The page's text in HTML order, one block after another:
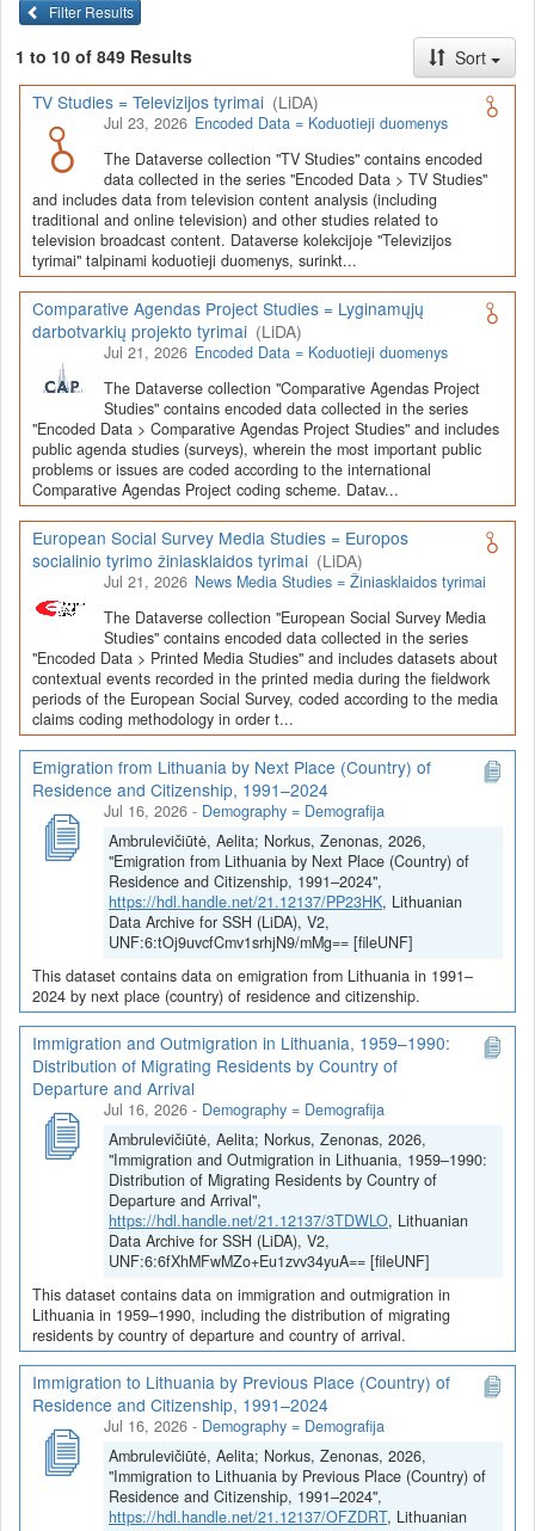
infrastruktūra, suteikianti prieigą prie daugiau nei 600 duomenų ir
tyrimų išteklių. Visi duomenų ir tyrimų ištekliai yra dokumentuoti
lietuvių ir anglų kalbomis pagal tarptautinius standartus. LiDA
įsikūręsKauno technologijos universiteto Duomenų analizės
ir archyvavimo (DAtA) centre( data.ktu.edu
Prieigai prie išteklių naudojama ši
visi ištekliai prieinami, nes 2020-2029 m. vykdomas perkėlimo iš
senosios infrastruktūros projektas). LiDA kuruoja įvairių tipų
išteklius ir jie publikuojami atskiruose kataloguose pagal tipą:
Apklausų duomenys ,Interviu duomenys,Agreguotieji duomenys
(įskaitant Istorinę statistiką),Tekstiniai duomenys
duomenys(įskaitant Žiniasklaidos tyrimus). Taip pat LiDA
talpinami didelių nacionalinių projektų duomenys (Didelių projektų
duomenys) ir Lietuvos aukštojo mokslo ir studijų bei Lietuvos
valstybės institucijų deponuoti socialinių ir humanitarinių mokslų
duomenų rinkiniai (Kitų institucijų duomenys). Norintiemsišmokti
šia talpykla, surasti ir parsisiųsti duomenis, siūlome
susipažinti suLiDA Dataverse talpyklos naudotojo vadovu.
Depozitoriai, kurie norėtų deponuoti savo duomenis į LiDA
Dataverse talpyklą, turėtų susipažinti su informacija
puslapyje.
Filter Results
1 to 10 of 849 Results
Sort
TV Studies = Televizijos tyrimai (LiDA)
Jul 23, 2026 Encoded Data = Koduotieji duomenys
The Dataverse collection "TV Studies" contains encoded
data collected in the series "Encoded Data > TV Studies"
and includes data from television content analysis (including
traditional and online television) and other studies related to
television broadcast content. Dataverse kolekcijoje "Televizijos
tyrimai" talpinami koduotieji duomenys, surinkt...
Comparative Agendas Project Studies = Lyginamųjų
darbotvarkių projekto tyrimai (LiDA)
Jul 21, 2026 Encoded Data = Koduotieji duomenys
The Dataverse collection "Comparative Agendas Project
Studies" contains encoded data collected in the series
"Encoded Data > Comparative Agendas Project Studies" and includes
public agenda studies (surveys), wherein the most important public
problems or issues are coded according to the international
Comparative Agendas Project coding scheme. Datav...
European Social Survey Media Studies = Europos
socialinio tyrimo žiniasklaidos tyrimai (LiDA)
Jul 21, 2026 News Media Studies = Žiniasklaidos tyrimai
The Dataverse collection "European Social Survey Media
Studies" contains encoded data collected in the series
"Encoded Data > Printed Media Studies" and includes datasets about
contextual events recorded in the printed media during the fieldwork
periods of the European Social Survey, coded according to the media
claims coding methodology in order t...
Emigration from Lithuania by Next Place (Country) of
Residence and Citizenship, 1991–2024
Jul 16, 2026 - Demography = Demografija
Ambrulevičiūtė, Aelita; Norkus, Zenonas, 2026,
"Emigration from Lithuania by Next Place (Country) of
Residence and Citizenship, 1991–2024",
https://hdl.handle.net/21.12137/PP23HK, Lithuanian
Data Archive for SSH (LiDA), V2,
UNF:6:tOj9uvcfCmv1srhjN9/mMg== [fileUNF]
This dataset contains data on emigration from Lithuania in 1991–
2024 by next place (country) of residence and citizenship.
Immigration and Outmigration in Lithuania, 1959–1990:
Distribution of Migrating Residents by Country of
Departure and Arrival
Jul 16, 2026 - Demography = Demografija
Ambrulevičiūtė, Aelita; Norkus, Zenonas, 2026,
"Immigration and Outmigration in Lithuania, 1959–1990:
Distribution of Migrating Residents by Country of
Departure and Arrival",
https://hdl.handle.net/21.12137/3TDWLO, Lithuanian
Data Archive for SSH (LiDA), V2,
UNF:6:6fXhMFwMZo+Eu1zvv34yuA== [fileUNF]
This dataset contains data on immigration and outmigration in
Lithuania in 1959–1990, including the distribution of migrating
residents by country of departure and country of arrival.
Immigration to Lithuania by Previous Place (Country) of
Residence and Citizenship, 1991–2024
Jul 16, 2026 - Demography = Demografija
Ambrulevičiūtė, Aelita; Norkus, Zenonas, 2026,
"Immigration to Lithuania by Previous Place (Country) of
Residence and Citizenship, 1991–2024",
https://hdl.handle.net/21.12137/OFZDRT, Lithuanian